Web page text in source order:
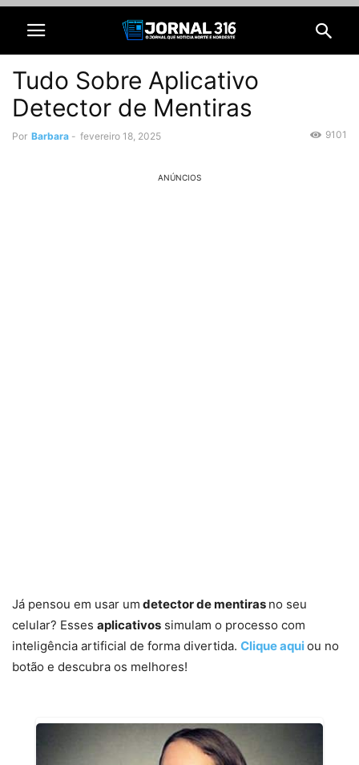
Tudo Sobre Aplicativo
Detector de Mentiras
Por Barbara - fevereiro 18, 2025 9101
ANÚNCIOS
Já pensou em usar um detector de mentiras no seu
celular? Esses aplicativos simulam o processo com
inteligência artificial de forma divertida. Clique aquiou no
botão e descubra os melhores!